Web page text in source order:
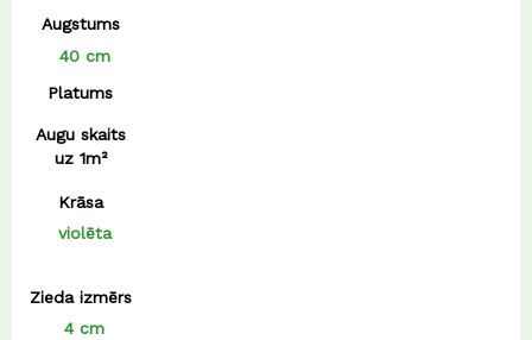
Augstums
40 cm
Platums
Augu skaits
uz 1m²
Krāsa
violēta
Zieda izmērs
4 cm